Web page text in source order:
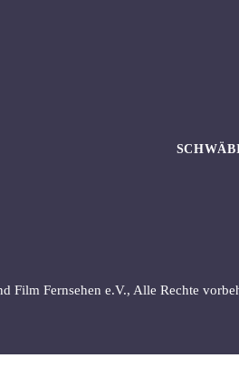
Film Fernsehen e.V., Alle Rechte